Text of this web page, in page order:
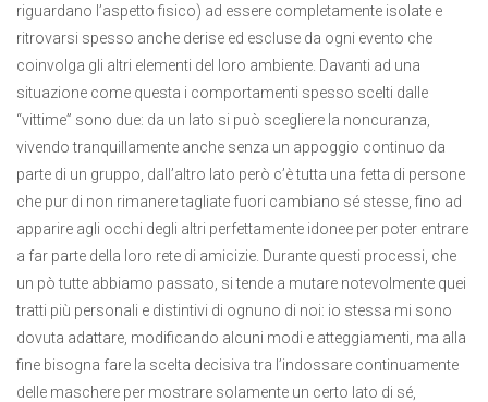
riguardano l’aspetto fisico) ad essere completamente isolate e
ritrovarsi spesso anche derise ed escluse da ogni evento che
coinvolga gli altri elementi del loro ambiente. Davanti ad una
situazione come questa i comportamenti spesso scelti dalle
“vittime” sono due: da un lato si può scegliere la noncuranza,
vivendo tranquillamente anche senza un appoggio continuo da
parte di un gruppo, dall’altro lato però c’è tutta una fetta di persone
che pur di non rimanere tagliate fuori cambiano sé stesse, fino ad
apparire agli occhi degli altri perfettamente idonee per poter entrare
a far parte della loro rete di amicizie. Durante questi processi, che
un pò tutte abbiamo passato, si tende a mutare notevolmente quei
tratti più personali e distintivi di ognuno di noi: io stessa mi sono
dovuta adattare, modificando alcuni modi e atteggiamenti, ma alla
fine bisogna fare la scelta decisiva tra l’indossare continuamente
delle maschere per mostrare solamente un certo lato di sé,